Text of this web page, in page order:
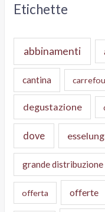
Etichette
abbinamenti
cantina
degustazione
dove
grande distribuzione
offerta offerte